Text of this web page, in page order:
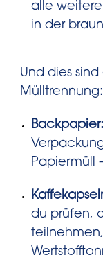
alle
in der
Und dies
Mülltrennung:
Backpapier:
Papiermüll
du prüfen,